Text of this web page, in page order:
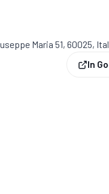
Maria 51, 60025,
In